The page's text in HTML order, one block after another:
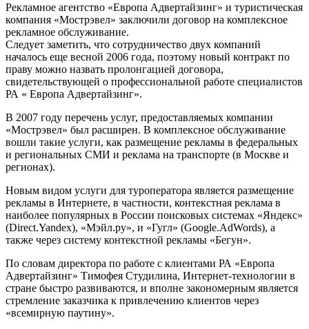
Рекламное агентство «Европа Адвертайзинг» и туристическая
компания «Мострэвел» заключили договор на комплексное
рекламное обслуживание.
Следует заметить, что сотрудничество двух компаний
началось еще весной 2006 года, поэтому новый контракт по
праву можно назвать пролонгацией договора,
свидетельствующей о профессиональной работе специалистов
РА « Европа Адвертайзинг».
В 2007 году перечень услуг, предоставляемых компании
«Мострэвел» был расширен. В комплексное обслуживание
вошли такие услуги, как размещение рекламы в федеральных
и региональных СМИ и реклама на транспорте (в Москве и
регионах).
Новым видом услуги для туроператора является размещение
рекламы в Интернете, в частности, контекстная реклама в
наиболее популярных в России поисковых системах «Яндекс»
(Direct.Yandex), «Мэйл.ру», и «Гугл» (Google.AdWords), а
также через систему контекстной рекламы «Бегун».
По словам директора по работе с клиентами РА «Европа
Адвертайзинг» Тимофея Студилина, Интернет-технологии в
стране быстро развиваются, и вполне закономерным является
стремление заказчика к привлечению клиентов через
«всемирную паутину».